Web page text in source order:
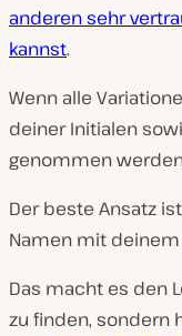
anderen sehr
kannst.
Wenn alle
deiner Initialen
genommen
Der beste Ansatz
Namen mit
Das macht es den
zu finden, sondern